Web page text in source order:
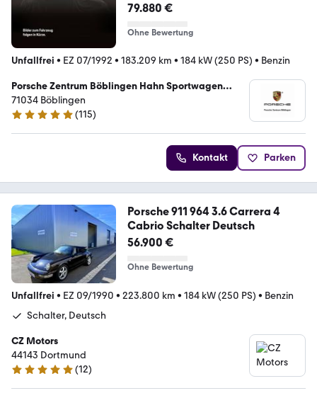
79.880 €
Ohne Bewertung
Unfallfrei • EZ 07/1992 • 183.209 km • 184 kW (250 PS) • Benzin
Porsche Zentrum Böblingen Hahn Sportwagen
Böblingen GmbH
71034 Böblingen
4.8 Sterne
(115)
Kontakt Parken
Porsche 911 964 3.6 Carrera 4
Cabrio Schalter Deutsch
56.900 €
Ohne Bewertung
Unfallfrei • EZ 09/1990 • 223.800 km • 184 kW (250 PS) • Benzin
Schalter, Deutsch
CZ Motors
44143 Dortmund
5 Sterne
(12)